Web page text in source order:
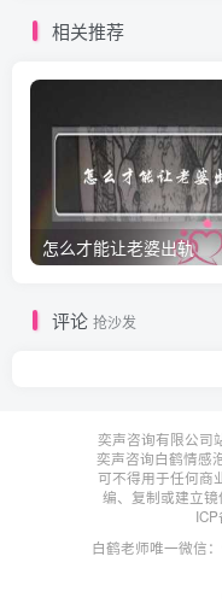
相关推荐
怎么才能让老婆出轨
评论 抢沙发
奕声咨询有限公司
奕声咨询白鹤情感
可不得用于任何商
编、复制或建立镜
白鹤老师唯一微信